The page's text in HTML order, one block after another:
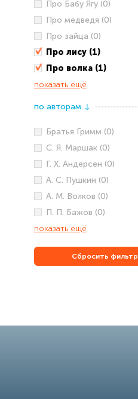
Про Бабу Ягу (0)
Про медведя (0)
Про зайца (0)
Про лису (1)
Про волка (1)
показать ещё
по авторам ↓
Братья Гримм (0)
С. Я. Маршак (0)
Г. Х. Андерсен (0)
А. С. Пушкин (0)
А. М. Волков (0)
П. П. Бажов (0)
показать ещё
Сбросить фильтр